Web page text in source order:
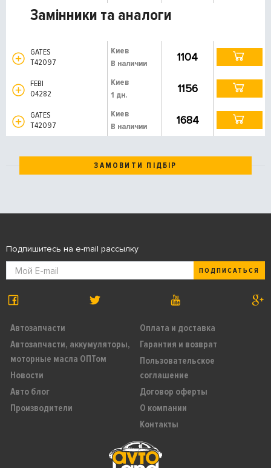
Замінники та аналоги
GATES
T42097
Киев
В наличии
1104
FEBI
04282
Киев
1 дн.
1156
GATES
T42097
Киев
В наличии
1684
ЗАМОВИТИ ПІДБІР
Автозапчасти
Автозапчасти, аккумуляторы,
моторные масла ОПТом
Новости
Авто блог
Производители
Оплата и доставка
Гарантия и возврат
Пользовательское
соглашение
Договор оферты
О компании
Контакты
Подпишитесь на e-mail рассылку
ПОДПИСАТЬСЯ